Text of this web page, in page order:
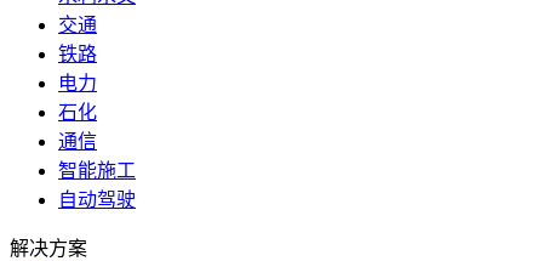
交通
铁路
电力
石化
通信
智能施工
自动驾驶
解决方案